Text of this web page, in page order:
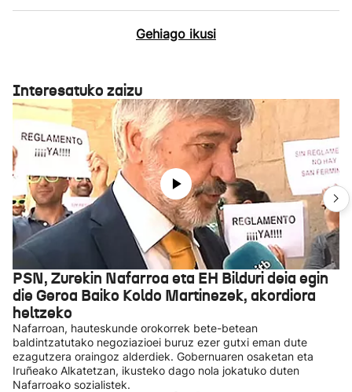
Gehiago ikusi
Interesatuko zaizu
PSN, Zurekin Nafarroa eta EH Bilduri deia egin
die Geroa Baiko Koldo Martinezek, akordiora
heltzeko
Nafarroan, hauteskunde orokorrek bete-betean
baldintzatutako negoziazioei buruz ezer gutxi eman dute
ezagutzera oraingoz alderdiek. Gobernuaren osaketan eta
Iruñeako Alkatetzan, ikusteko dago nola jokatuko duten
Nafarroako sozialistek.